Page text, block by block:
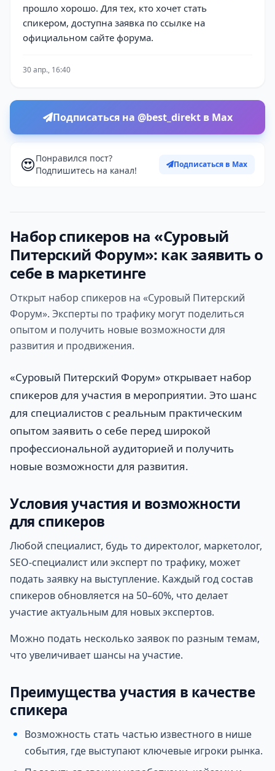
прошло хорошо. Для тех, кто хочет стать
спикером, доступна заявка по ссылке на
официальном сайте форума.
30 апр., 16:40
Подписаться на @best_direkt в Max
😍Понравился пост?
Подпишитесь на канал!
Подписаться в Max
Набор спикеров на «Суровый
Питерский Форум»: как заявить о
себе в маркетинге
Открыт набор спикеров на «Суровый Питерский
Форум». Эксперты по трафику могут поделиться
опытом и получить новые возможности для
развития и продвижения.
«Суровый Питерский Форум» открывает набор
спикеров для участия в мероприятии. Это шанс
для специалистов с реальным практическим
опытом заявить о себе перед широкой
профессиональной аудиторией и получить
новые возможности для развития.
Условия участия и возможности
для спикеров
Любой специалист, будь то директолог, маркетолог,
SEO-специалист или эксперт по трафику, может
подать заявку на выступление. Каждый год состав
спикеров обновляется на 50–60%, что делает
участие актуальным для новых экспертов.
Можно подать несколько заявок по разным темам,
что увеличивает шансы на участие.
Преимущества участия в качестве
спикера
Возможность стать частью известного в нише
события, где выступают ключевые игроки рынка.